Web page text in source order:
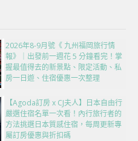
2026年8-9月號《 九州福岡旅行情
報》｜出發前一週花 5 分鐘看完！掌
握最值得去的新景點、限定活動、私
房一日遊、住宿優惠一次整理
【Agoda訂房 x CJ夫人】日本自由行
嚴選住宿名單一次看！內行旅行者的
方法挑選日本質感住宿，每周更新專
屬訂房優惠與折扣碼